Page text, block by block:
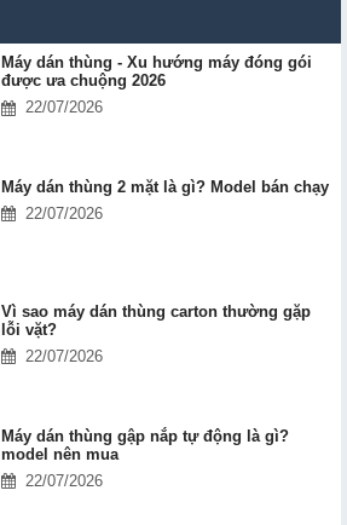
Máy dán thùng - Xu hướng máy đóng gói
được ưa chuộng 2026
22/07/2026
Máy dán thùng 2 mặt là gì? Model bán chạy
22/07/2026
Vì sao máy dán thùng carton thường gặp
lỗi vặt?
22/07/2026
Máy dán thùng gập nắp tự động là gì?
model nên mua
22/07/2026